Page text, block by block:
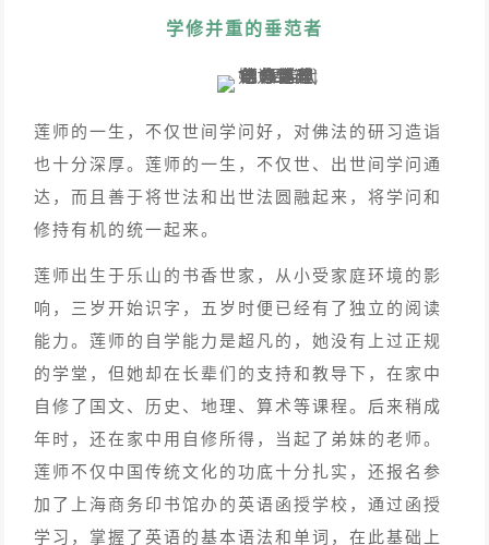
学修并重的垂范者
莲师的一生，不仅世间学问好，对佛法的研习造诣
也十分深厚。莲师的一生，不仅世、出世间学问通
达，而且善于将世法和出世法圆融起来，将学问和
修持有机的统一起来。
莲师出生于乐山的书香世家，从小受家庭环境的影
响，三岁开始识字，五岁时便已经有了独立的阅读
能力。莲师的自学能力是超凡的，她没有上过正规
的学堂，但她却在长辈们的支持和教导下，在家中
自修了国文、历史、地理、算术等课程。后来稍成
年时，还在家中用自修所得，当起了弟妹的老师。
莲师不仅中国传统文化的功底十分扎实，还报名参
加了上海商务印书馆办的英语函授学校，通过函授
学习，掌握了英语的基本语法和单词，在此基础上